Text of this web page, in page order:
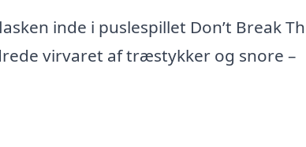
inde i puslespillet Don’t Break
virvaret af træstykker og snore –